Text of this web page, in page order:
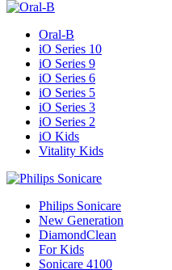
Oral-B
iO Series 10
iO Series 9
iO Series 6
iO Series 5
iO Series 3
iO Series 2
iO Kids
Vitality Kids
Philips Sonicare
New Generation
DiamondClean
For Kids
Sonicare 4100